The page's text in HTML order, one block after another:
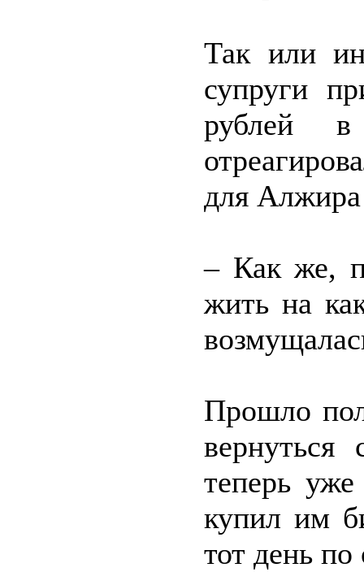
Так или
супруги
рублей
для Алжира
– Как же,
жить на
Прошло
теперь
купил им
тот день